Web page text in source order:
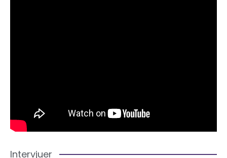
Intervjuer